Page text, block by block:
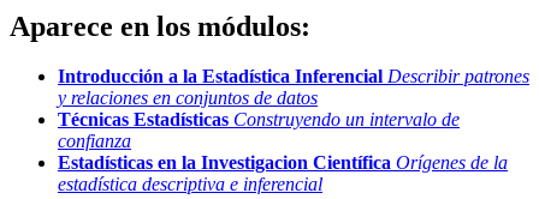
Aparece en los módulos:
Introducción a la Estadística Inferencial Describir patrones
y relaciones en conjuntos de datos
Técnicas Estadísticas Construyendo un intervalo de
confianza
Estadísticas en la Investigacion Científica Orígenes de la
estadística descriptiva e inferencial